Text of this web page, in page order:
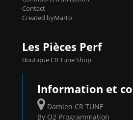
Contact
Created byMarto
Les Pièces Perf
Boutique CR Tune Shop
Information et
Damien CR TUNE
By O2 Programmation